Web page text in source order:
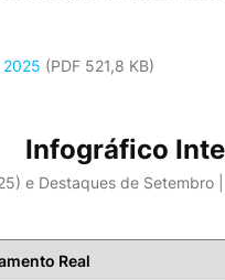
(PDF 521,8 KB)
Infográfico
e Destaques de Setembro